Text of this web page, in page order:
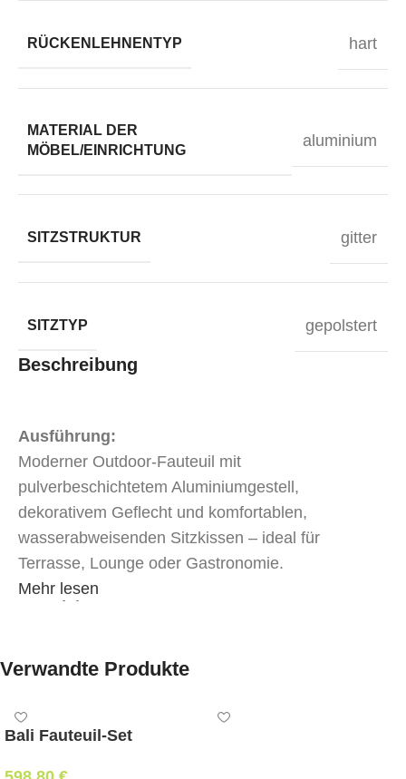
RÜCKENLEHNENTYP hart
MATERIAL DER
MÖBEL/EINRICHTUNG
aluminium
SITZSTRUKTUR gitter
SITZTYP gepolstert
Beschreibung
Ausführung:
Moderner Outdoor-Fauteuil mit
pulverbeschichtetem Aluminiumgestell,
dekorativem Geflecht und komfortablen,
wasserabweisenden Sitzkissen – ideal für
Terrasse, Lounge oder Gastronomie.
Material:
Kissen:wasserabweisend
Mehr lesen
Verwandte Produkte
Bali Fauteuil-Set